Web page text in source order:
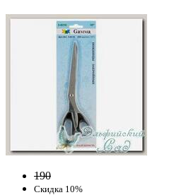
190
Скидка 10%